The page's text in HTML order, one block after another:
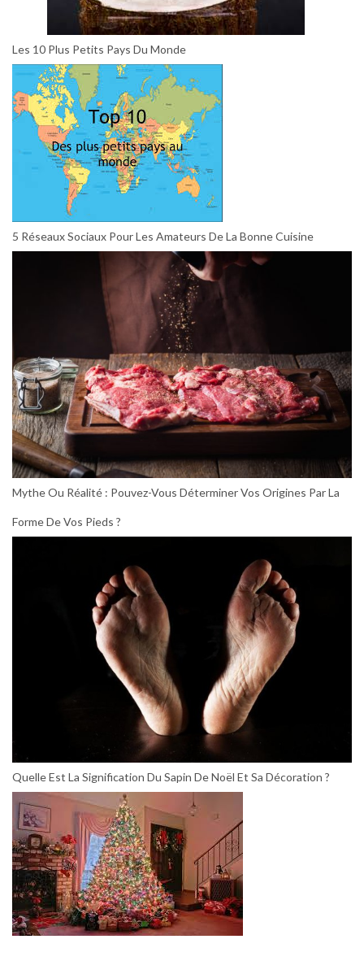
Les 10 Plus Petits Pays Du Monde
5 Réseaux Sociaux Pour Les Amateurs De La Bonne Cuisine
Mythe Ou Réalité : Pouvez-Vous Déterminer Vos Origines Par La
Forme De Vos Pieds ?
Quelle Est La Signification Du Sapin De Noël Et Sa Décoration ?